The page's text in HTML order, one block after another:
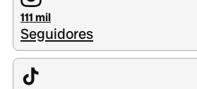
111 mil
Seguidores